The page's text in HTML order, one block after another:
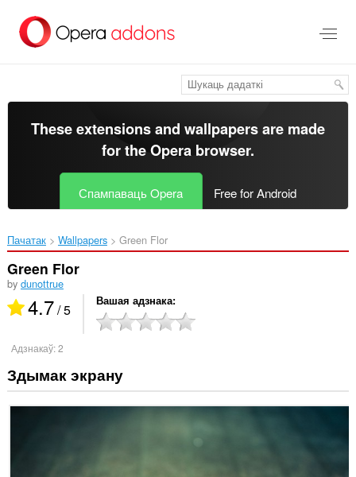
асноўнага
These extensions and wallpapers are made
for theOpera browser.
Спампаваць Opera Free for Android
Пачатак Wallpapers Green Flor‎
Green Flor
by dunottrue
4.7/ 5 Вашая адзнака
Адзнакаў:2
Здымак экрану